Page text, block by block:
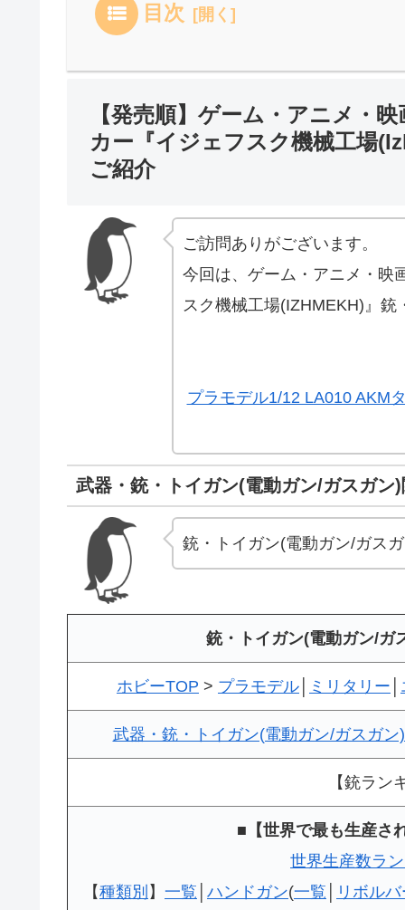
目次
【発売順】ゲーム・アニメ・
カー『イジェフスク機械工場
ご紹介
ご訪問ありがございます。
今回は、ゲーム・アニメ・映
スク機械工場(IZHMEKH)』
プラモデル1/12 LA010 AKM
武器・銃・トイガン(電動ガン/ガスガン
銃・トイガン(電動ガン/ガス
銃・トイガン(電動ガン/ガ
ホビーTOP > プラモデル ミリタリー
武器・銃・トイガン(電動ガン/ガスガン
【銃ラン
■【世界で最も生産さ
世界生産数ラ
【種類別 】 一覧 ハンドガン(一覧
リボル